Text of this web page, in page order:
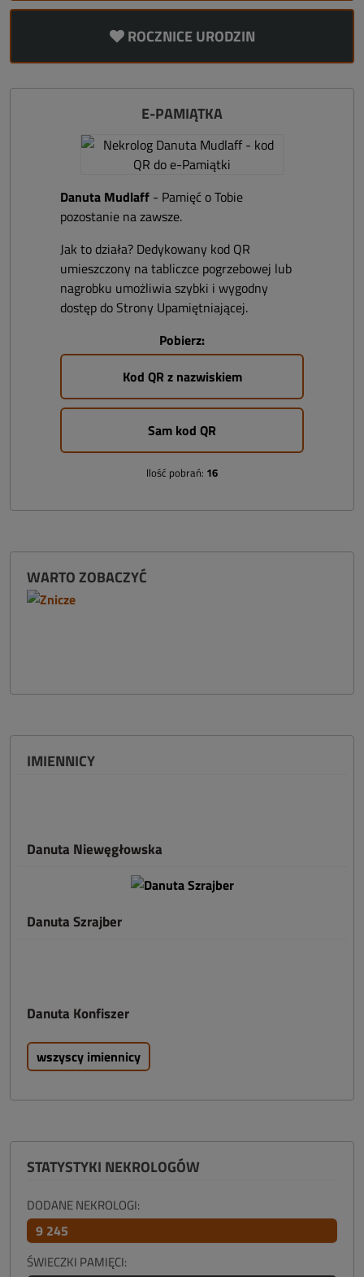
ROCZNICE URODZIN
E-PAMIĄTKA
Danuta Mudlaff - Pamięć o Tobie
pozostanie na zawsze.
Jak to działa? Dedykowany kod QR
umieszczony na tabliczce pogrzebowej lub
nagrobku umożliwia szybki i wygodny
dostęp do Strony Upamiętniającej.
Pobierz:
Kod QR z nazwiskiem
Sam kod QR
Ilość pobrań: 16
WARTO ZOBACZYĆ
IMIENNICY
Danuta Niewęgłowska
Danuta Szrajber
Danuta Konfiszer
wszyscy imiennicy
STATYSTYKI NEKROLOGÓW
DODANE NEKROLOGI:
9 245
ŚWIECZKI PAMIĘCI: